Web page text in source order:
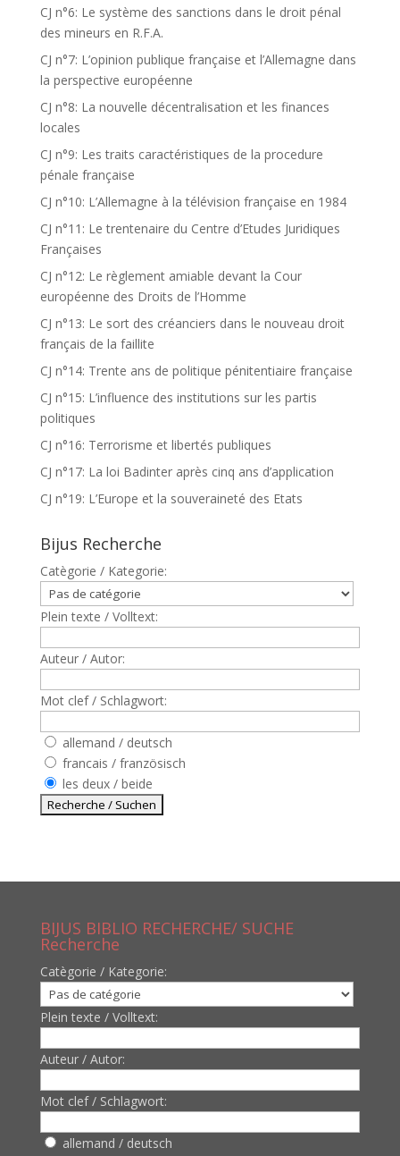
CJ n°6: Le système des sanctions dans le droit pénal
des mineurs en R.F.A.
CJ n°7: L’opinion publique française et l’Allemagne dans
la perspective européenne
CJ n°8: La nouvelle décentralisation et les finances
locales
CJ n°9: Les traits caractéristiques de la procedure
pénale française
CJ n°10: L’Allemagne à la télévision française en 1984
CJ n°11: Le trentenaire du Centre d’Etudes Juridiques
Françaises
CJ n°12: Le règlement amiable devant la Cour
européenne des Droits de l’Homme
CJ n°13: Le sort des créanciers dans le nouveau droit
français de la faillite
CJ n°14: Trente ans de politique pénitentiaire française
CJ n°15: L’influence des institutions sur les partis
politiques
CJ n°16: Terrorisme et libertés publiques
CJ n°17: La loi Badinter après cinq ans d’application
CJ n°19: L’Europe et la souveraineté des Etats
Bijus Recherche
Catègorie / Kategorie:
Plein texte / Volltext:
Auteur / Autor:
Mot clef / Schlagwort:
allemand / deutsch
francais / französisch
les deux / beide
BIJUS BIBLIO RECHERCHE/ SUCHE
Recherche
Catègorie / Kategorie:
Plein texte / Volltext:
Auteur / Autor:
Mot clef / Schlagwort:
allemand / deutsch